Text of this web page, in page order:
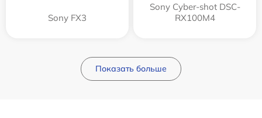
Sony FX3
Sony Cyber-shot DSC-
RX100M4
Показать больше